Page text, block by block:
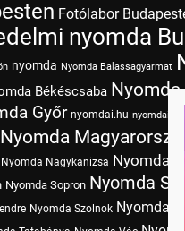
Fotólabor
nyomda
nyomda Nyomda Balassagyarmat
Békéscsaba
Győr nyomdai.hu nyomdai
Nyomda
Nyomda Nagykanizsa Nyomda
Nyomda Sopron Nyomda
Nyomda Szolnok Nyomda